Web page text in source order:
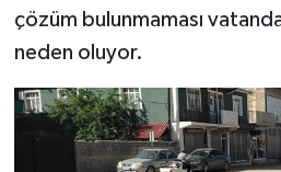
çözüm bulunmaması
neden oluyor.